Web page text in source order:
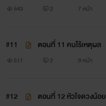
543 2 7 หน้า
#11 ตอนที่ 11 คนไร้เหตุผล
511 2 9 หน้า
#12 ตอนที่ 12 หัวใจดวงน้อย